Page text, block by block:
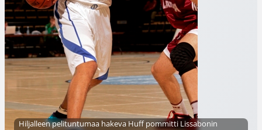
Hiljalleen pelituntumaa hakeva Huff pommitti Lissabonin